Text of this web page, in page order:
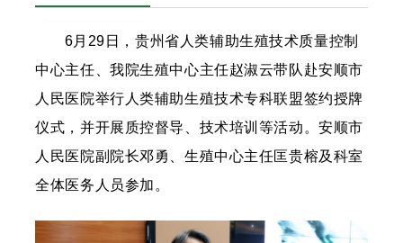
6月29日，贵州省人类辅助生殖技术质量控制
中心主任、我院生殖中心主任赵淑云带队赴安顺市
人民医院举行人类辅助生殖技术专科联盟签约授牌
仪式，并开展质控督导、技术培训等活动。安顺市
人民医院副院长邓勇、生殖中心主任匡贵榕及科室
全体医务人员参加。